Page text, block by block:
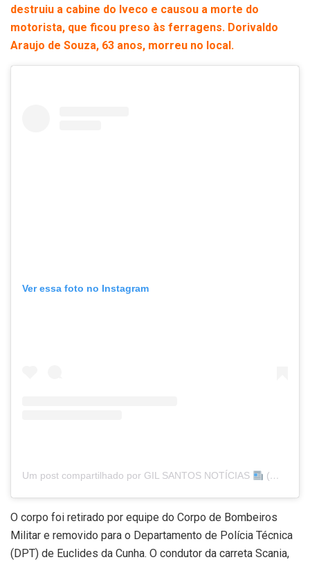
destruiu a cabine do Iveco e causou a morte do
motorista, que ficou preso às ferragens. Dorivaldo
Araujo de Souza, 63 anos, morreu no local.
Ver essa foto no Instagram
Um post compartilhado por GIL SANTOS NOTÍCIAS (@gilsantoslocutoroficial)
O corpo foi retirado por equipe do Corpo de Bombeiros
Militar e removido para o Departamento de Polícia Técnica
(DPT) de Euclides da Cunha. O condutor da carreta Scania,